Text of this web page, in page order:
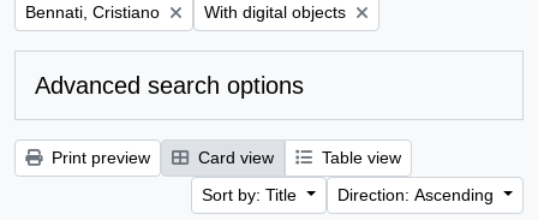
Remove filter:
Bennati, Cristiano Remove filter:
With digital objects
Advanced search options
Print preview Card view
Table view
Sort by: Title
Direction: Ascending